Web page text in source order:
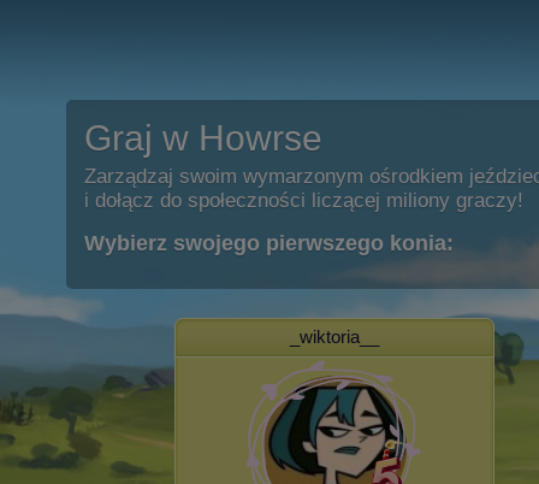
Graj w Howrse
Zarządzaj swoim wymarzonym ośrodkiem
i dołącz do społeczności liczącej miliony graczy!
Wybierz swojego pierwszego konia:
_wiktoria__